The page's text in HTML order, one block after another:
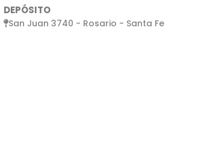
DEPÓSITO
San Juan 3740 - Rosario - Santa Fe